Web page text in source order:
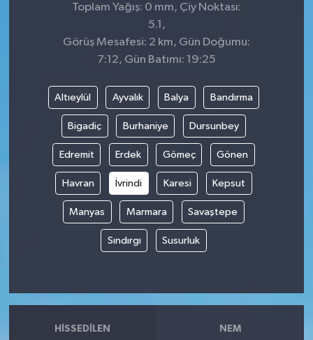
Toplam Yağış: 0 mm, Çiy Noktası:
5.1,
Görüş Mesafesi: 2 km, Gün Doğumu:
7:12, Gün Batımı: 19:25
Altıeylül Ayvalık Balya Bandırma
Bigadiç Burhaniye Dursunbey
Edremit Erdek Gömeç Gönen
Havran İvrindi Karesi Kepsut
Manyas Marmara Savaştepe
Sındırgı Susurluk
HISSEDILEN NEM